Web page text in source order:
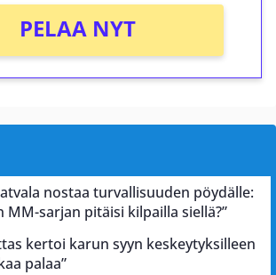
PELAA NYT
nostaa turvallisuuden pöydälle:
MM-sarjan pitäisi kilpailla siellä?”
kertoi karun syyn keskeytyksilleen
palaa”